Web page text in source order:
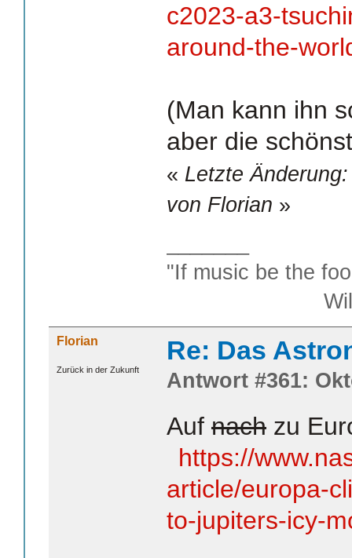
c2023-a3-
around-the-
(Man kann ihn
aber die
« Letzte
von Florian »
"If music be the
William
Florian
Zurück in der Zukunft
Re: Das
Antwort #361:
Auf nach zu
https://
article/europa-
to-jupiters-icy-